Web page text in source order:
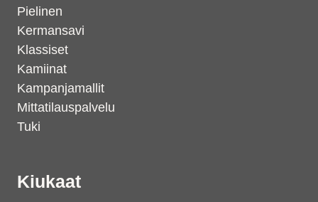
Pielinen
Kermansavi
Klassiset
Kamiinat
Kampanjamallit
Mittatilauspalvelu
Tuki
Kiukaat